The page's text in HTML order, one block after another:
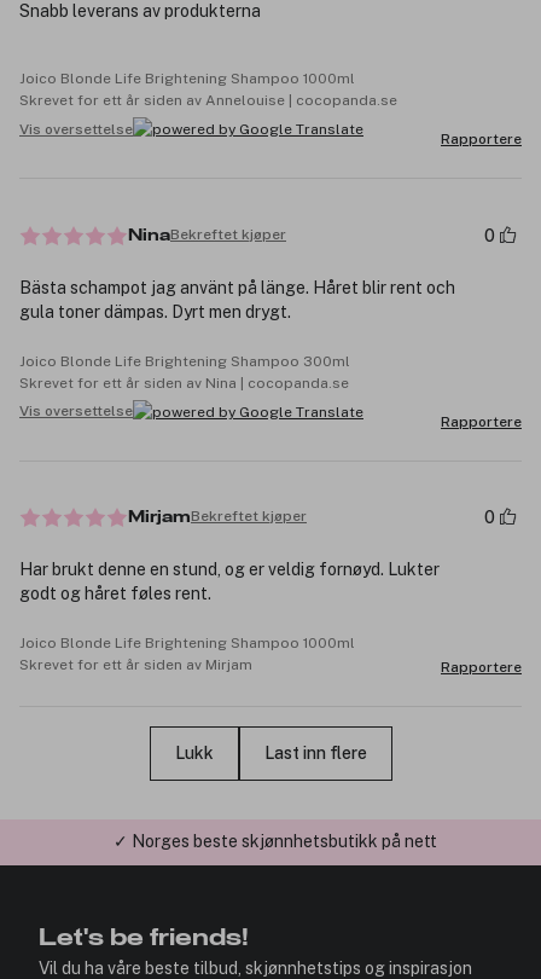
Snabb leverans av produkterna
Joico Blonde Life Brightening Shampoo 1000ml
Skrevet for ett år siden av Annelouise | cocopanda.se
Vis oversettelse
Rapportere
NinaBekreftet kjøper 0
Bästa schampot jag använt på länge. Håret blir rent och
gula toner dämpas. Dyrt men drygt.
Joico Blonde Life Brightening Shampoo 300ml
Skrevet for ett år siden av Nina | cocopanda.se
Vis oversettelse
Rapportere
MirjamBekreftet kjøper 0
Har brukt denne en stund, og er veldig fornøyd. Lukter
godt og håret føles rent.
Joico Blonde Life Brightening Shampoo 1000ml
Skrevet for ett år siden av Mirjam
Rapportere
Lukk Last inn flere
✓ Årets Nettbutikk 2026 og 2025
Let's be friends!
Vil du ha våre beste tilbud, skjønnhetstips og inspirasjon